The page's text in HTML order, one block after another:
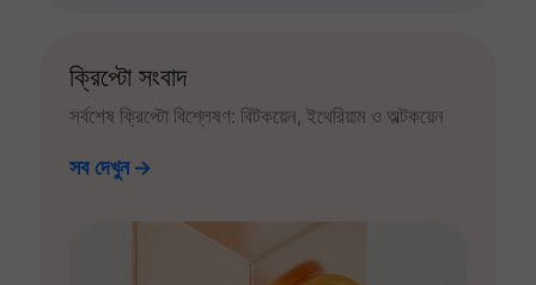
ক্রিপ্টো সংবাদ
সর্বশেষ ক্রিপ্টো বিশ্লেষণ: বিটকয়েন, ইথেরিয়াম ও অল্টকয়েন
সব দেখুন